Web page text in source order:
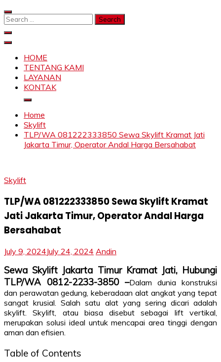
Skip
to
Search
SKYLIFTHOME
TENTANG KAMI
LAYANAN
KONTAK
Home
Skylift
TLP/WA 081222333850 Sewa Skylift Kramat Jati
Jakarta Timur, Operator Andal Harga Bersahabat
Skylift
TLP/WA 081222333850 Sewa Skylift Kramat
Jati Jakarta Timur, Operator Andal Harga
Bersahabat
July 9, 2024July 24, 2024 Andin
Sewa Skylift Jakarta Timur Kramat Jati, Hubungi
TLP/WA 0812-2233-3850 –Dalam dunia konstruksi
dan perawatan gedung, keberadaan alat angkat yang tepat
sangat krusial. Salah satu alat yang sering dicari adalah
skylift. Skylift, atau biasa disebut sebagai lift vertikal,
merupakan solusi ideal untuk mencapai area tinggi dengan
aman dan efisien.
Table of Contents